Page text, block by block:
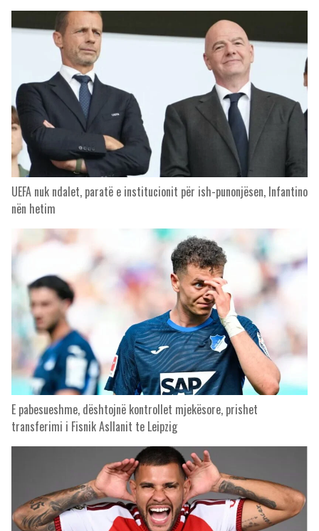
UEFA nuk ndalet, paratë e institucionit për ish-punonjësen, Infantino
nën hetim
E pabesueshme, dështojnë kontrollet mjekësore, prishet
transferimi i Fisnik Asllanit te Leipzig